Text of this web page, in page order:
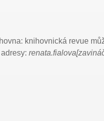
knihovnická revue
adresy: